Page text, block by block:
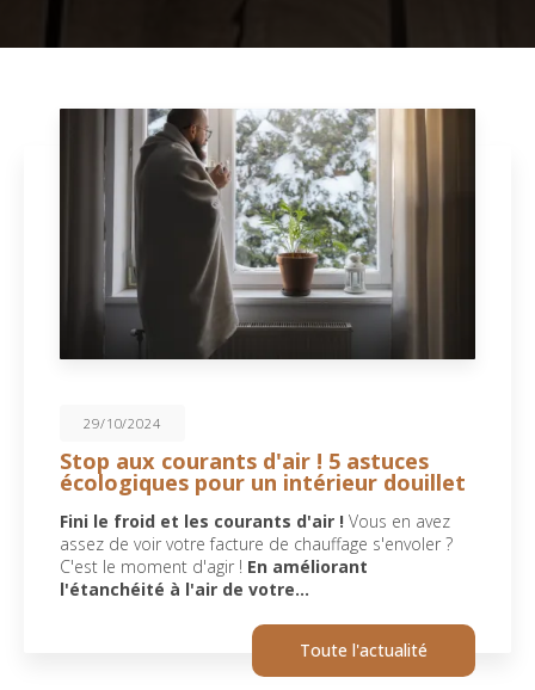
29/10/2024
Stop aux courants d'air ! 5 astuces
écologiques pour un intérieur douillet
Fini le froid et les courants d'air ! Vous en avez
assez de voir votre facture de chauffage s'envoler ?
C'est le moment d'agir ! En améliorant
l'étanchéité à l'air de votre…
Toute l'actualité